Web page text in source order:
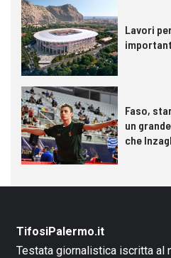
Lavori
Faso,
un
che
TifosiPalermo.it
Testata giornalistica iscritta al